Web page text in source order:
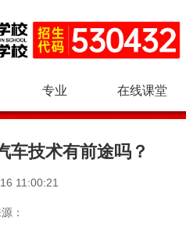
专业 在线课堂
车技术有前途吗？
11:00:21
：